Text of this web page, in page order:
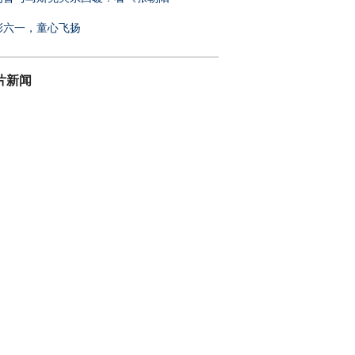
六一，童心飞扬
新闻